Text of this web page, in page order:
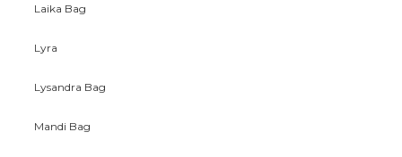
Laika Bag
Lyra
Lysandra Bag
Mandi Bag